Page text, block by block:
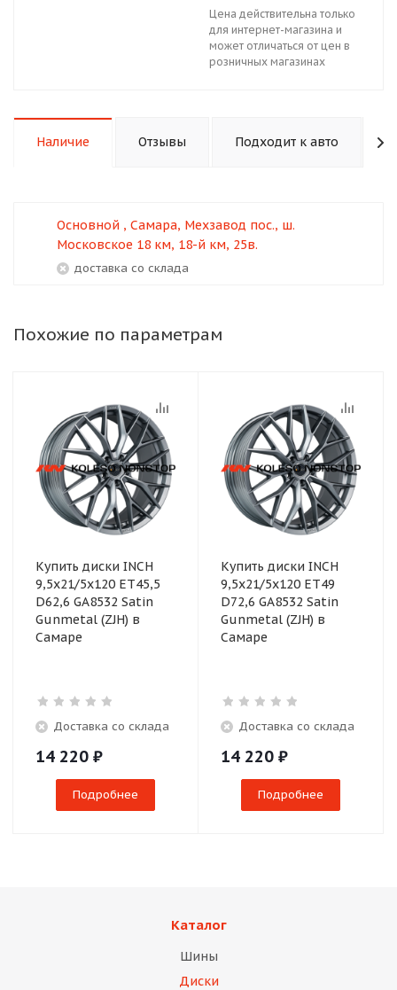
Цена действительна только
для интернет-магазина и
может отличаться от цен в
розничных магазинах
Наличие Отзывы Подходит к авто
Основной , Самара, Мехзавод пос., ш.
Московское 18 км, 18-й км, 25в.
Доставка со склада
Похожие по параметрам
Купить диски INCH
9,5x21/5x120 ET45,5
D62,6 GA8532 Satin
Gunmetal (ZJH) в
Самаре
Доставка со склада
14 220 ₽
Подробнее
Купить диски INCH
9,5x21/5x120 ET49
D72,6 GA8532 Satin
Gunmetal (ZJH) в
Самаре
Доставка со склада
14 220 ₽
Подробнее
Каталог
Шины
Диски